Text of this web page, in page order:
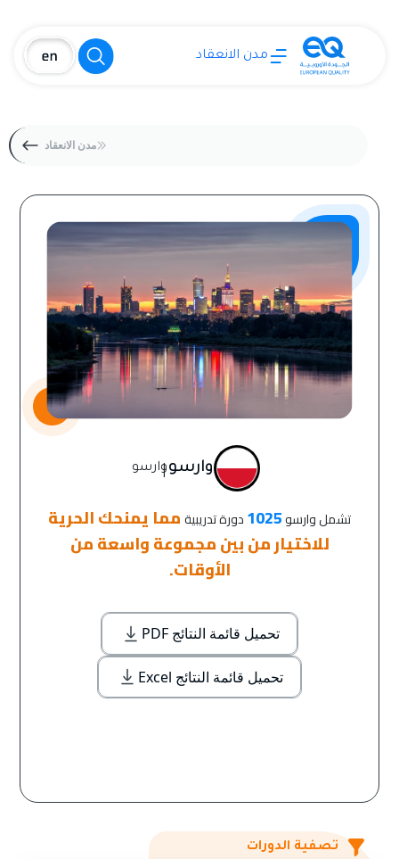
مدن الانعقاد
مدن الانعقاد
وارسو|
وارسو
تشمل وارسو1025دورة تدريبيةمما يمنحك الحرية
للاختيار من بين مجموعة واسعة من
الأوقات.
تحميل قائمة النتائج PDF
تحميل قائمة النتائج Excel
تصفية الدورات